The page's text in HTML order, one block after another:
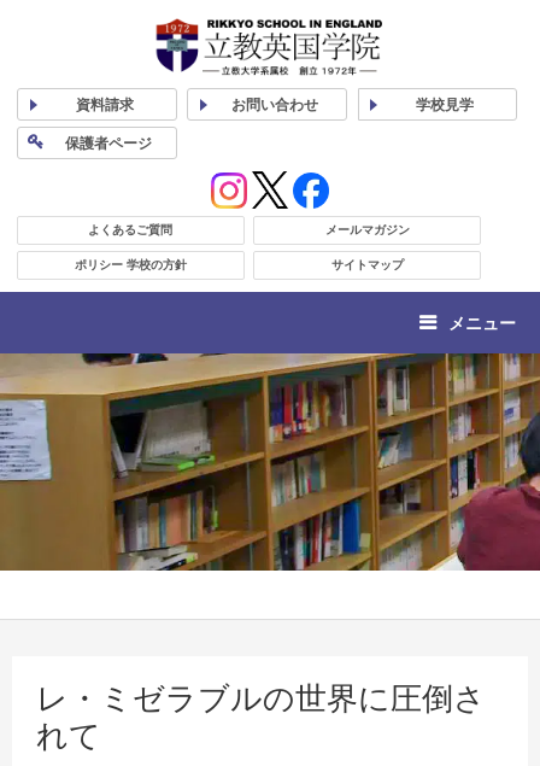
資料請求 お問い合わせ 学校見学
保護者ページ
よくあるご質問 メールマガジン
ポリシー 学校の方針 サイトマップ
メニュー
レ・ミゼラブルの世界に圧倒さ
れて